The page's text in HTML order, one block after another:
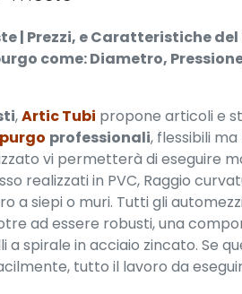
| Prezzi, e Caratteristiche
come: Diametro,
,Artic Tubi propone articoli e
professionali, flessibili
vi permetterà di eseguire
realizzati in PVC, Raggio
a siepi o muri. Tutti gli
ad essere robusti, una
a spirale in acciaio zincato. Se
tutto il lavoro da